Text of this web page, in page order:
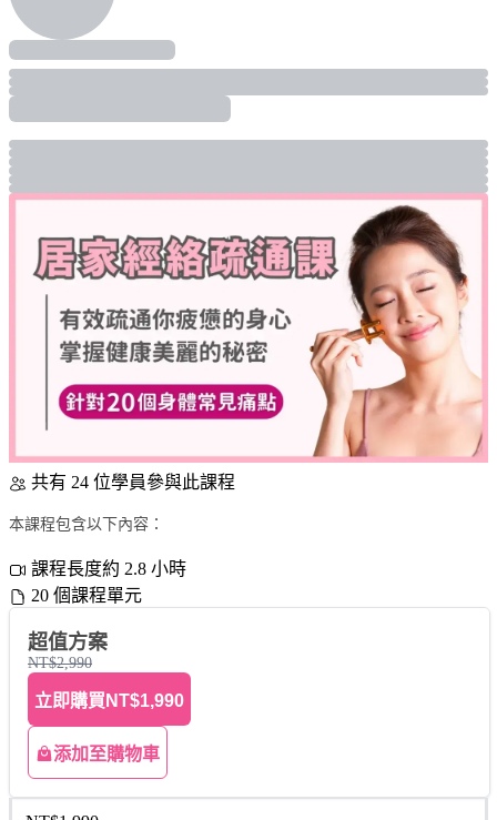
共有 24 位學員參與此課程
本課程包含以下內容：
課程長度約 2.8 小時
20 個課程單元
超值方案
NT$2,990
立即購買 NT$1,990
添加至購物車